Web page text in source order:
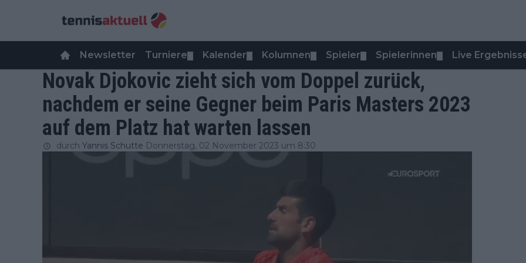
Newsletter Turniere Kalender Kolumnen Spieler Spielerinnen Live
Novak Djokovic zieht sich vom Doppel zurück,
nachdem er seine Gegner beim Paris Masters 2023
auf dem Platz hat warten lassen
durch Yannis Schutte Donnerstag, 02 November 2023 um 8:30